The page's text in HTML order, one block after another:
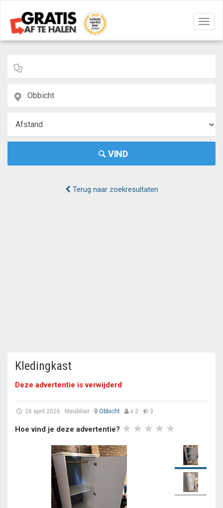
aan/
VIND
Terug naar zoekresultaten
Kledingkast
Deze advertentie is verwijderd
26 april 2026 · Meubilair· Obbicht· x 2 · 3
Hoe vind je deze advertentie?